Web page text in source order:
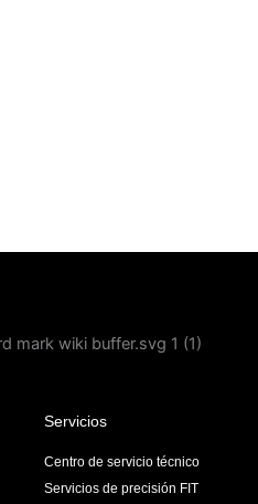
Servicios
Centro de servicio técnico
Servicios de precisión FIT